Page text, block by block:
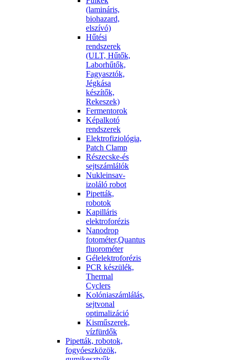
(lamináris,
biohazard,
elszívó)
Hűtési
rendszerek
(ULT, Hűtők,
Laborhűtők,
Fagyasztók,
Jégkása
készítők,
Rekeszek)
Fermentorok
Képalkotó
rendszerek
Elektrofiziológia,
Patch Clamp
Részecske-és
sejtszámlálók
Nukleinsav-
izoláló robot
Pipetták,
robotok
Kapilláris
elektroforézis
Nanodrop
fotométer,Quantus
fluorométer
Gélelektroforézis
PCR készülék,
Thermal
Cyclers
Kolóniaszámlálás,
sejtvonal
optimalizáció
Kisműszerek,
vízfürdők
Pipetták, robotok,
fogyóeszközök,